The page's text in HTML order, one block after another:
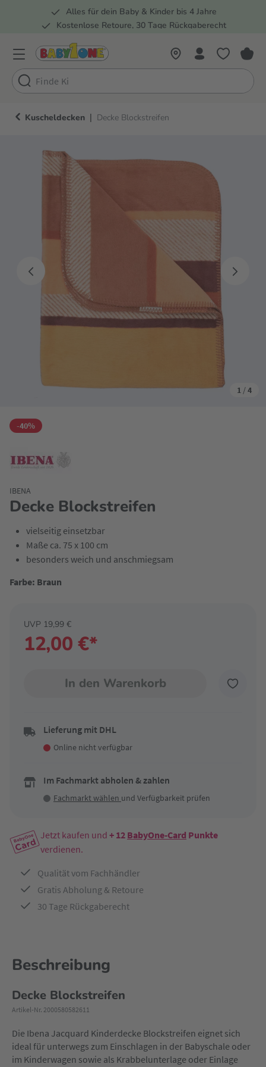
Zur Hauptnavigation springen
Alles für dein Baby & Kinder bis 4 Jahre
Kostenlose Retoure, 30 Tage Rückgaberecht
Kuscheldecken | Decke Blockstreifen
1 /4
-40%
Decke Blockstreifen
IBENA
vielseitig einsetzbar
Maße ca. 75 x 100 cm
besonders weich und anschmiegsam
Farbe: Braun
12,00 €*
UVP 19,99 €
In den Warenkorb
Lieferung mit DHL
Online nicht verfügbar
Im Fachmarkt abholen & zahlen
Fachmarkt wählen und Verfügbarkeit prüfen
Jetzt kaufen und + 12 BabyOne-Card Punkte
verdienen.
Qualität vom Fachhändler
Gratis Abholung & Retoure
30 Tage Rückgaberecht
Beschreibung
Decke Blockstreifen
Artikel-Nr. 2000580582611
Die Ibena Jacquard Kinderdecke Blockstreifen eignet sich
ideal für unterwegs zum Einschlagen in der Babyschale oder
im Kinderwagen sowie als Krabbelunterlage oder Einlage